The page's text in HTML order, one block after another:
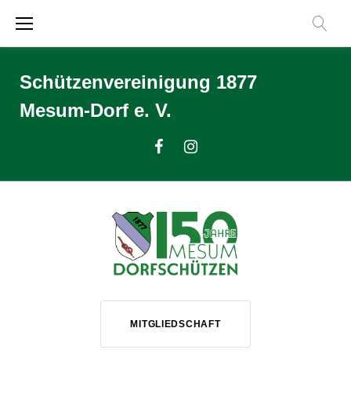
Schützenvereinigung 1877
Mesum-Dorf e. V.
MITGLIEDSCHAFT